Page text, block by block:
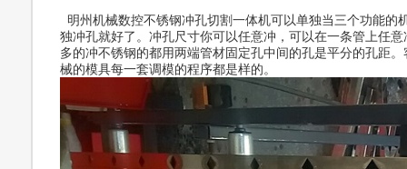
明州机械数控不锈钢冲孔切割一体机可以单独当三个功能
独冲孔就好了。冲孔尺寸你可以任意冲，可以在一条管上任
多的冲不锈钢的都用两端管材固定孔中间的孔是平分的孔距
械的模具每一套调模的程序都是样的。